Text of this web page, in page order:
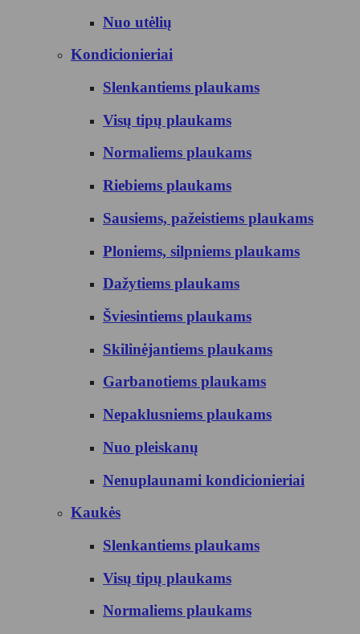
Nuo utėlių
Kondicionieriai
Slenkantiems plaukams
Visų tipų plaukams
Normaliems plaukams
Riebiems plaukams
Sausiems, pažeistiems plaukams
Ploniems, silpniems plaukams
Dažytiems plaukams
Šviesintiems plaukams
Skilinėjantiems plaukams
Garbanotiems plaukams
Nepaklusniems plaukams
Nuo pleiskanų
Nenuplaunami kondicionieriai
Kaukės
Slenkantiems plaukams
Visų tipų plaukams
Normaliems plaukams